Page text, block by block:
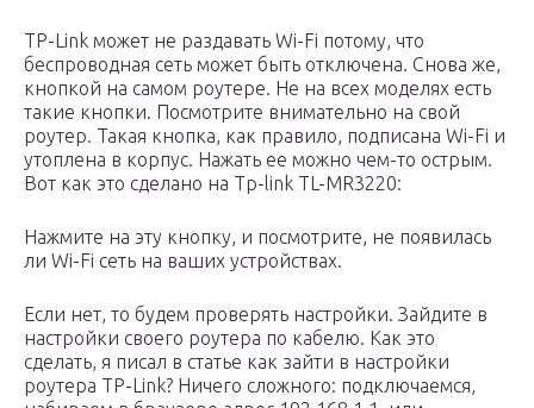
TP-Link может не раздавать Wi-Fi потому, что
беспроводная сеть может быть отключена. Снова же,
кнопкой на самом роутере. Не на всех моделях есть
такие кнопки. Посмотрите внимательно на свой
роутер. Такая кнопка, как правило, подписана Wi-Fi и
утоплена в корпус. Нажать ее можно чем-то острым.
Вот как это сделано на Tp-link TL-MR3220:
Нажмите на эту кнопку, и посмотрите, не появилась
ли Wi-Fi сеть на ваших устройствах.
Если нет, то будем проверять настройки. Зайдите в
настройки своего роутера по кабелю. Как это
сделать, я писал в статье как зайти в настройки
роутера TP-Link? Ничего сложного: подключаемся,